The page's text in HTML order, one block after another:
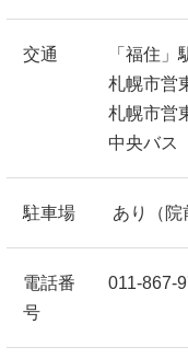
交通
「福住」
札幌市営
札幌市営
中央バス
駐車場 あり（院
電話番
号
011-867-